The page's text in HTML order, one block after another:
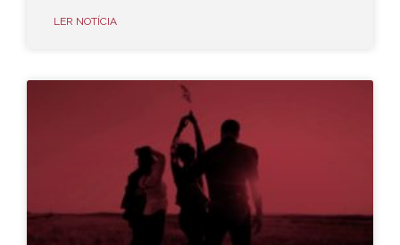
LER NOTÍCIA